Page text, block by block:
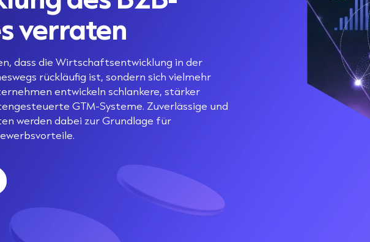
verraten
dass die Wirtschaftsentwicklung in der
rückläufig ist, sondern sich vielmehr
entwickeln schlankere, stärker
GTM-Systeme. Zuverlässige und
werden dabei zur Grundlage für